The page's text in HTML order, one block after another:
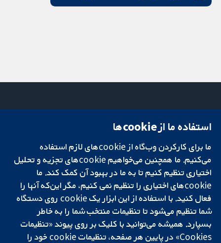
تحقیقات قابل
اعتماد.
تصمیم‌گیری آگاهانه.
سلامت بهتر.
میدان کاوندیش
لندن
W1G 0AN
بریتانیا
دفتر رسانه‌ای
درباره ما
فرصت‌های
شغلی
Cochrane
Library
شبکه همکاری کاکرین، یک مؤسسه خیریه (شماره 1045921) و یک شرکت با
استفاده ما از cookie‌ها
ما برای کارکردن وب‌گاه از cookie‌های لازم استفاده
می‌کنیم. ما همچنین می‌خواهیم cookie‌های تجزیه و تحلیل
اختیاری تنظیم کنیم تا به ما در بهبود آن کمک کند. ما
cookie‌های اختیاری را تنظیم نمی کنیم، مگر این‌که آنها را
فعال کنید. با استفاده از این ابزار یک cookie‌ روی دستگاه
شما تنظیم می‌شود تا تنظیمات منتخب شما را به خاطر
بسپارد. همیشه می‌توانید با کلیک بر روی پیوند «تنظیمات
Cookies» در پایین هر صفحه، تنظیمات cookie‌ خود را